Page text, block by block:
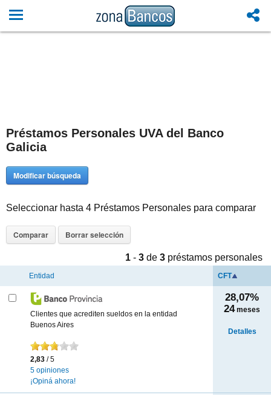
Préstamos Personales UVA del Banco
Galicia
Modificar búsqueda
Seleccionar hasta 4 Préstamos Personales para comparar
1 - 3 de 3 préstamos personales
Entidad CFT
Clientes que acrediten sueldos en la entidad
Buenos Aires
2,83 / 5
5 opiniones
¡Opiná ahora!
28,07%
24meses
Detalles